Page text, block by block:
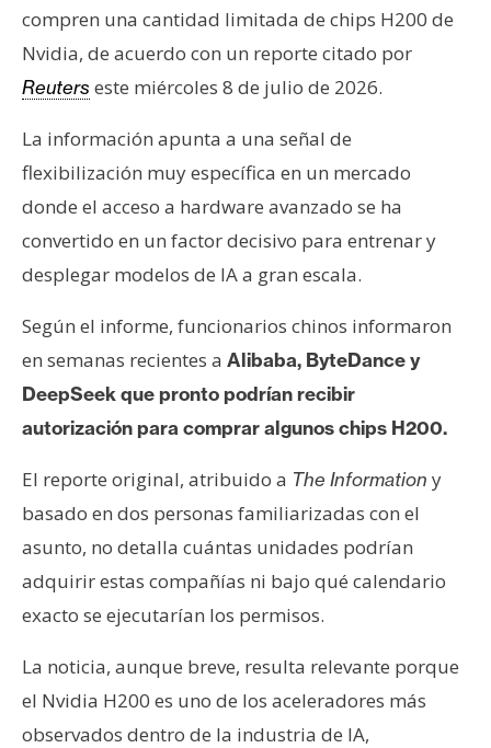
u
r
s
s
C
o
n
a
c
t
y
P
u
b
l
i
d
d
compren una cantidad limitada de chips H200 de
Nvidia, de acuerdo con un reporte citado por
Reuters este miércoles 8 de julio de 2026.
La información apunta a una señal de
flexibilización muy específica en un mercado
donde el acceso a hardware avanzado se ha
convertido en un factor decisivo para entrenar y
desplegar modelos de IA a gran escala.
Según el informe, funcionarios chinos informaron
en semanas recientes a Alibaba, ByteDance y
DeepSeek que pronto podrían recibir
autorización para comprar algunos chips H200.
El reporte original, atribuido a The Information y
basado en dos personas familiarizadas con el
asunto, no detalla cuántas unidades podrían
adquirir estas compañías ni bajo qué calendario
exacto se ejecutarían los permisos.
La noticia, aunque breve, resulta relevante porque
el Nvidia H200 es uno de los aceleradores más
observados dentro de la industria de IA,